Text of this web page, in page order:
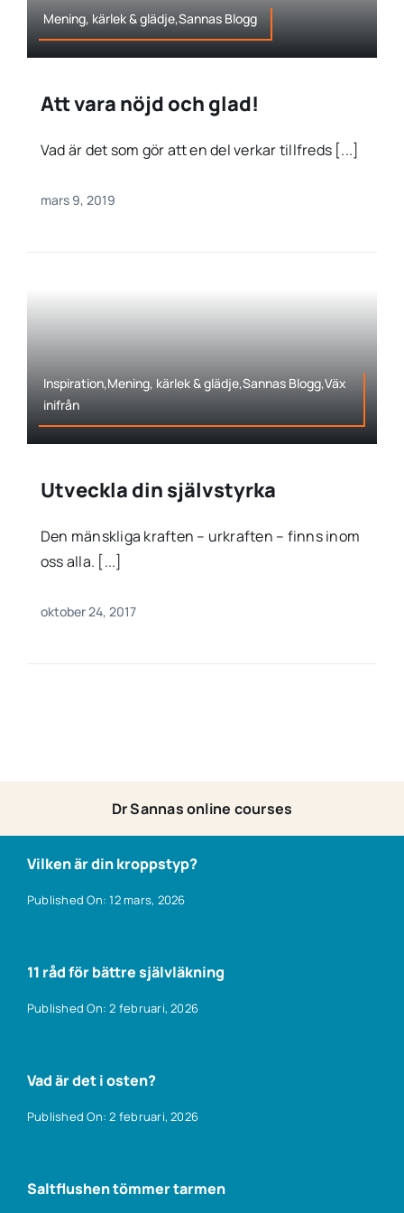
Mening, kärlek & glädje,Sannas Blogg
Att vara nöjd och glad!
Vad är det som gör att en del verkar tillfreds [...]
mars 9, 2019
Inspiration,Mening, kärlek & glädje,Sannas Blogg,Väx
inifrån
Utveckla din självstyrka
Den mänskliga kraften – urkraften – finns inom
oss alla. [...]
oktober 24, 2017
Dr Sannas online courses
Vilken är din kroppstyp?
Published On: 12 mars, 2026
11 råd för bättre självläkning
Published On: 2 februari, 2026
Vad är det i osten?
Published On: 2 februari, 2026
Saltflushen tömmer tarmen